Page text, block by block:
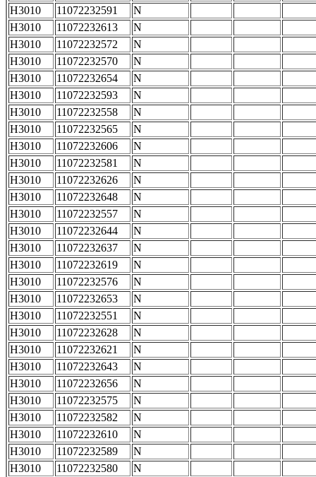
H3010
11072232591
N
H3010
11072232613
N
H3010
11072232572
N
H3010
11072232570
N
H3010
11072232654
N
H3010
11072232593
N
H3010
11072232558
N
H3010
11072232565
N
H3010
11072232606
N
H3010
11072232581
N
H3010
11072232626
N
H3010
11072232648
N
H3010
11072232557
N
H3010
11072232644
N
H3010
11072232637
N
H3010
11072232619
N
H3010
11072232576
N
H3010
11072232653
N
H3010
11072232551
N
H3010
11072232628
N
H3010
11072232621
N
H3010
11072232643
N
H3010
11072232656
N
H3010
11072232575
N
H3010
11072232582
N
H3010
11072232610
N
H3010
11072232589
N
H3010
11072232580 N